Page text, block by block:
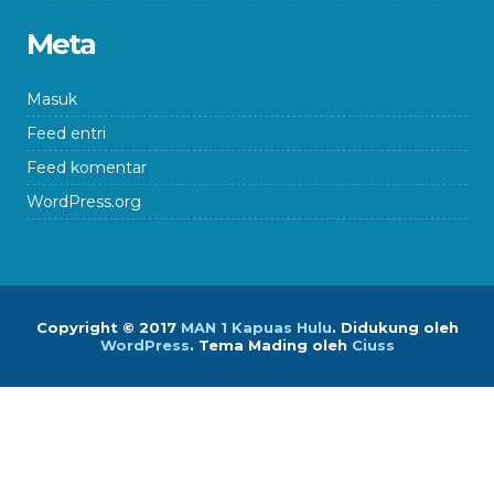
Meta
Masuk
Feed entri
Feed komentar
WordPress.org
Copyright © 2017 MAN 1 Kapuas Hulu. Didukung oleh
WordPress. Tema Mading oleh Ciuss